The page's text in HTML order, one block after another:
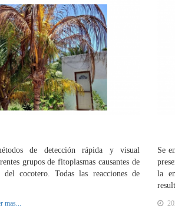
de detección rápida y visual
grupos de fitoplasmas causantes de
cocotero. Todas las reacciones de
mas...
Se
la